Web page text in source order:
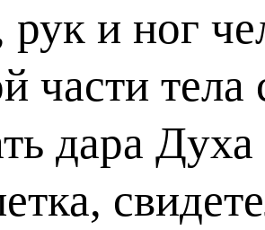
рук и ног
части
дара